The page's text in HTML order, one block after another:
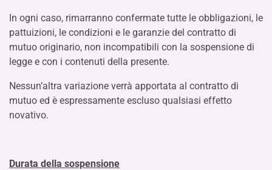
In ogni caso, rimarranno confermate tutte le obbligazioni, le
pattuizioni, le condizioni e le garanzie del contratto di
mutuo originario, non incompatibili con la sospensione di
legge e con i contenuti della presente.
Nessun’altra variazione verrà apportata al contratto di
mutuo ed è espressamente escluso qualsiasi effetto
novativo.
Durata della sospensione